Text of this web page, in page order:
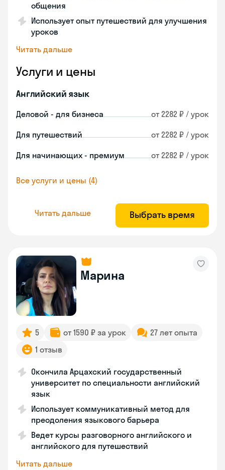
общения
Использует опыт путешествий для улучшения
уроков
Читать дальше
Услуги и цены
Английский язык
Деловой - для бизнеса от 2282 ₽ / урок
Для путешествий от 2282 ₽ / урок
Для начинающих - премиум от 2282 ₽ / урок
Все услуги и цены (4)
Читать дальше Выбрать время
Марина
5 от 1590 ₽ за урок
27 лет опыта
1 отзыв
Окончила Арцахский государственный
университет по специальности английский
язык
Использует коммуникативный метод для
преодоления языкового барьера
Ведет курсы разговорного английского и
английского для путешествий
Читать дальше